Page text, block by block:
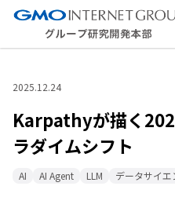
2025.12.24
Karpathyが描く
ラダイムシフト
AI AI Agent LLM データサイエ